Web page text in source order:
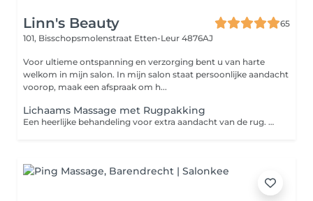
Linn's Beauty
65
101, Bisschopsmolenstraat Etten-Leur 4876AJ
Voor ultieme ontspanning en verzorging bent u van harte
welkom in mijn salon. In mijn salon staat persoonlijke aandacht
voorop, maak een afspraak om h...
Lichaams Massage met Rugpakking
Een heerlijke behandeling voor extra aandacht van de rug. De rug wordt eerste gereinigd met een schuimende emulsie van een scrub. De pakking wordt opgebracht en afgedekt met een folie en daarna beschermd in een oase van warmte. Tijdens de inwerktijd van de pakking worden uw benen en voeten gemasseerd. Na de inwerktijd wordt de pakking verwijderd en wordt de behandeling afgesloten met een heerlijke rug & nek massage. Er zijn verschillende pakkingen waar je uit kunt kiezen: - Groene klei pakking voor extra energie. Helpt tevens bij klachten aan de spieren & huid. - Zuiverende Algen pakking